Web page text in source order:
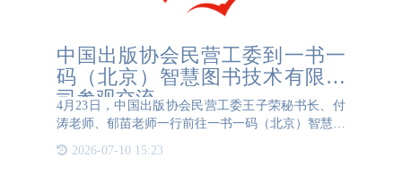
中国出版协会民营工委到一书一
码（北京）智慧图书技术有限公
司参观交流
4月23日，中国出版协会民营工委王子荣秘书长、付
涛老师、郁苗老师一行前往一书一码（北京）智慧图
赋能智慧图书。目前“一书一码专利技术”定位于为图
2026-07-10 15:23